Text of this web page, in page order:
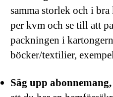
samma storlek och i
per kvm och se till att
packningen i
böcker/textilier,
Säg upp